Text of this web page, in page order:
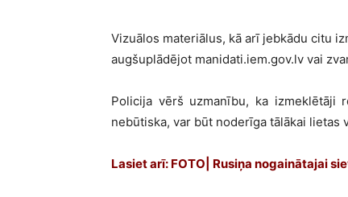
Vizuālos materiālus, kā arī jebkādu citu
augšuplādējot manidati.iem.gov.lv vai
Policija vērš uzmanību, ka izmeklētāji
nebūtiska, var būt noderīga tālākai lietas
Lasiet arī: FOTO| Rusiņa nogainātajai